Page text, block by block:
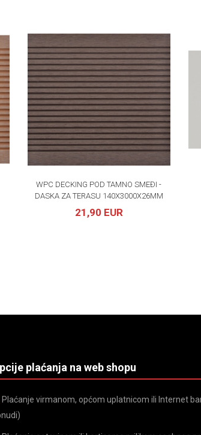
WPC DECKING POD TAMNO SMEĐI -
DASKA ZA TERASU 140X3000X26MM
21,90 EUR
plaćanja na web shopu
Plaćanje virmanom, općom uplatnicom ili Internet